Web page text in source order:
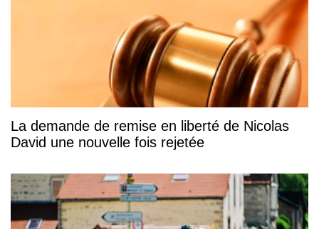
La demande de remise en liberté de Nicolas
David une nouvelle fois rejetée